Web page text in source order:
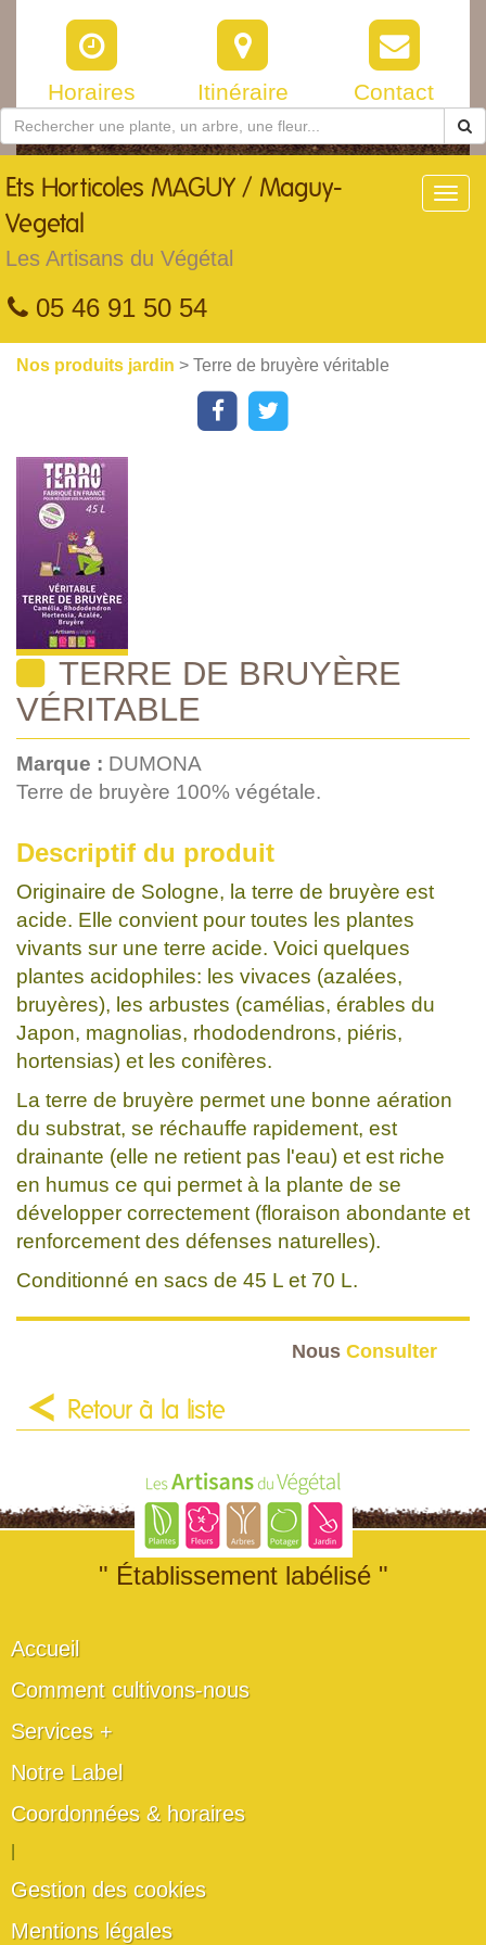
Horaires Itinéraire Contact
Ets Horticoles MAGUY / Maguy-
Vegetal
Les Artisans du Végétal
05 46 91 50 54
Nos produits jardin > Terre de bruyère véritable
TERRE DE BRUYÈRE
VÉRITABLE
Marque : DUMONA
Terre de bruyère 100% végétale.
Descriptif du produit
Originaire de Sologne, la terre de bruyère est
acide. Elle convient pour toutes les plantes
vivants sur une terre acide. Voici quelques
plantes acidophiles: les vivaces (azalées,
bruyères), les arbustes (camélias, érables du
Japon, magnolias, rhododendrons, piéris,
hortensias) et les conifères.
La terre de bruyère permet une bonne aération
du substrat, se réchauffe rapidement, est
drainante (elle ne retient pas l'eau) et est riche
en humus ce qui permet à la plante de se
développer correctement (floraison abondante et
renforcement des défenses naturelles).
Conditionné en sacs de 45 L et 70 L.
Nous Consulter
Retour à la liste
" Établissement labélisé "
Accueil
Comment cultivons-nous
Services +
Notre Label
Coordonnées & horaires
Gestion des cookies
Mentions légales